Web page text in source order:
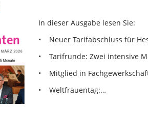
In dieser Ausgabe lesen Sie:
• Neuer Tarifabschluss für
• Tarifrunde: Zwei intensive
• Mitglied in
• Weltfrauentag:…